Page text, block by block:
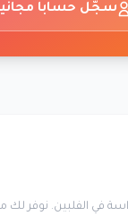
سجّل حساباً
في الفلبين. نوفر لك